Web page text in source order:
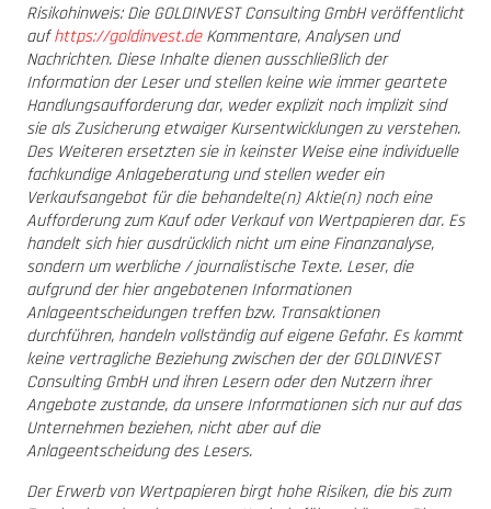
Risikohinweis: Die GOLDINVEST Consulting GmbH veröffentlicht
aufhttps://goldinvest.deKommentare, Analysen und
Nachrichten. Diese Inhalte dienen ausschließlich der
Information der Leser und stellen keine wie immer geartete
Handlungsaufforderung dar, weder explizit noch implizit sind
sie als Zusicherung etwaiger Kursentwicklungen zu verstehen.
Des Weiteren ersetzten sie in keinster Weise eine individuelle
fachkundige Anlageberatung und stellen weder ein
Verkaufsangebot für die behandelte(n) Aktie(n) noch eine
Aufforderung zum Kauf oder Verkauf von Wertpapieren dar. Es
handelt sich hier ausdrücklich nicht um eine Finanzanalyse,
sondern um werbliche / journalistische Texte. Leser, die
aufgrund der hier angebotenen Informationen
Anlageentscheidungen treffen bzw. Transaktionen
durchführen, handeln vollständig auf eigene Gefahr. Es kommt
keine vertragliche Beziehung zwischen der der GOLDINVEST
Consulting GmbH und ihren Lesern oder den Nutzern ihrer
Angebote zustande, da unsere Informationen sich nur auf das
Unternehmen beziehen, nicht aber auf die
Anlageentscheidung des Lesers.
Der Erwerb von Wertpapieren birgt hohe Risiken, die bis zum